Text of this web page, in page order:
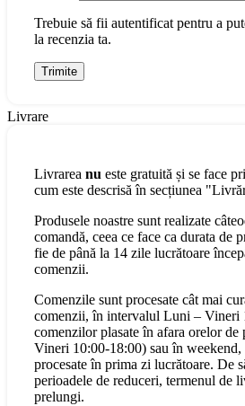
Trebuie să fii autentificat pentru a
la recenzia ta.
Livrare
Livrarea nu este gratuită și se face
cum este descrisă în secțiunea
Produsele noastre sunt realizate
comandă, ceea ce face ca durata de
fie de până la 14 zile lucrătoare
comenzii.
Comenzile sunt procesate cât mai
comenzii, în intervalul Luni – Vineri
comenzilor plasate în afara orelor
Vineri 10:00-18:00) sau în weekend,
procesate în prima zi lucrătoare. De
perioadele de reduceri, termenul de
prelungi.